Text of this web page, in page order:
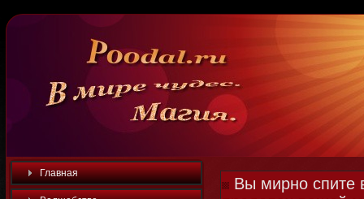
Главная
Вы мирно спите